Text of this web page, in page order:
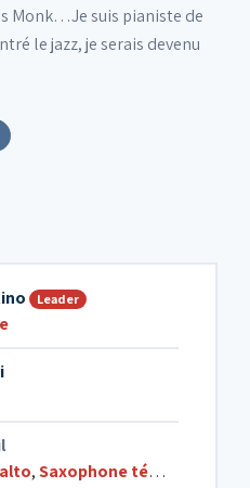
Monk…Je suis pianiste de
le jazz, je serais devenu
Leader
,Saxophone ténor